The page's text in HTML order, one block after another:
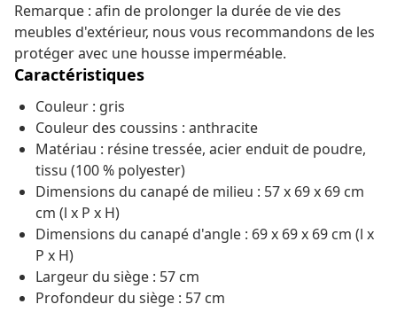
Remarque : afin de prolonger la durée de vie des
meubles d'extérieur, nous vous recommandons de les
protéger avec une housse imperméable.
Caractéristiques
Couleur : gris
Couleur des coussins : anthracite
Matériau : résine tressée, acier enduit de poudre,
tissu (100 % polyester)
Dimensions du canapé de milieu : 57 x 69 x 69 cm
cm (l x P x H)
Dimensions du canapé d'angle : 69 x 69 x 69 cm (l x
P x H)
Largeur du siège : 57 cm
Profondeur du siège : 57 cm